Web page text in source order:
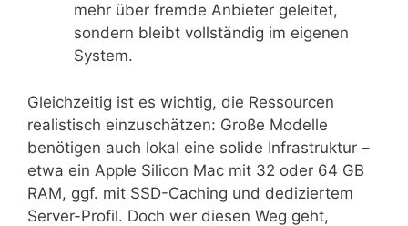
mehr über fremde Anbieter geleitet,
sondern bleibt vollständig im eigenen
System.
Gleichzeitig ist es wichtig, die Ressourcen
realistisch einzuschätzen: Große Modelle
benötigen auch lokal eine solide Infrastruktur –
etwa ein Apple Silicon Mac mit 32 oder 64 GB
RAM, ggf. mit SSD-Caching und dediziertem
Server-Profil. Doch wer diesen Weg geht,